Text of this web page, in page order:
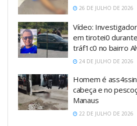
26 DE JULHO DE 2026
Vídeo:
em tirotei0
tráf1c0 no bairro
24 DE JULHO DE 2026
Homem é
cabeça e no
Manaus
22 DE JULHO DE 2026